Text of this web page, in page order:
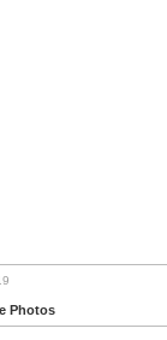
Photos